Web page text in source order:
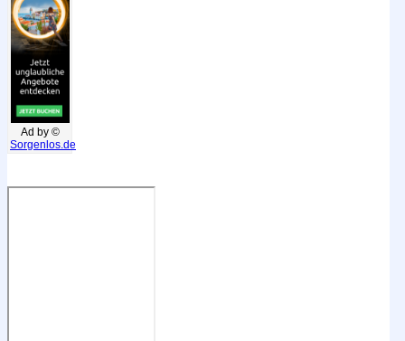
Ad by ©
Sorgenlos.de